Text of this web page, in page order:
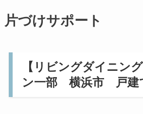
片づけサポート
【リビングダイニン
ン一部 横浜市 戸建